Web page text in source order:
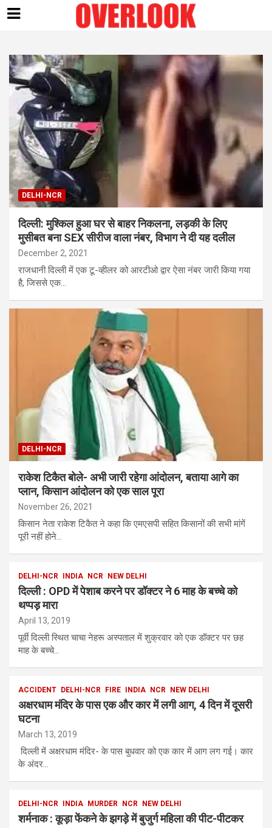
content
DELHI-NCR
दिल्ली: मुश्किल हुआ घर से बाहर निकलना, लड़की के लिए
मुसीबत बना SEX सीरीज वाला नंबर, विभाग ने दी यह दलील
December 2, 2021
राजधानी दिल्ली में एक टू-व्हीलर को आरटीओ द्वार ऐसा नंबर जारी किया गया
है, जिससे एक…
DELHI-NCR
राकेश टिकैत बोले- अभी जारी रहेगा आंदोलन, बताया आगे का
प्लान, किसान आंदोलन को एक साल पूरा
November 26, 2021
किसान नेता राकेश टिकैत ने कहा कि एमएसपी सहित किसानों की सभी मांगें
पूरी नहीं होने…
DELHI-NCR INDIA NCR NEW DELHI
दिल्ली : OPD में पेशाब करने पर डॉक्टर ने 6 माह के बच्चे को
थप्पड़ मारा
April 13, 2019
पूर्वी दिल्ली स्थित चाचा नेहरू अस्पताल में शुक्रवार को एक डॉक्टर पर छह
माह के बच्चे…
ACCIDENT DELHI-NCR FIRE INDIA NCR NEW DELHI
अक्षरधाम मंदिर के पास एक और कार में लगी आग, 4 दिन में दूसरी
घटना
March 13, 2019
दिल्ली में अक्षरधाम मंदिर- के पास बुधवार को एक कार में आग लग गई। कार
के अंदर…
DELHI-NCR INDIA MURDER NCR NEW DELHI
शर्मनाक : कूड़ा फेंकने के झगड़े में बुजुर्ग महिला की पीट-पीटकर